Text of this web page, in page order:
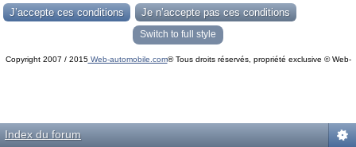
Switch to full style
Copyright 2007 / 2015Web-automobile.com® Tous droits réservés, propriété exclusive © Web-
Index du forum